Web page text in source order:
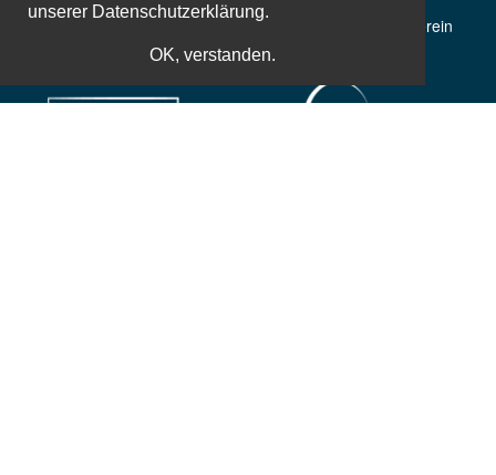
unserer Datenschutzerklärung.
OK, verstanden.
Gemeinnütziger Verein